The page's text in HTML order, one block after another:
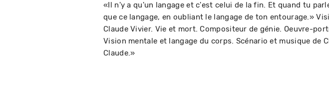
«Il n'y a qu'un langage et c'est celui de la fin. Et quand tu
que ce langage, en oubliant le langage de ton entourage.»
Claude Vivier. Vie et mort. Compositeur de génie. Oeuvre-
Vision mentale et langage du corps. Scénario et musique de
Claude.»